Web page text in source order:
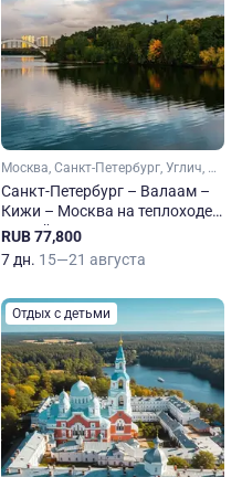
Москва, Санкт-Петербург, Углич, Свирьстрой
Санкт-Петербург – Валаам –
Кижи – Москва на теплоходе
Сергей Есенин
RUB 77,800
7 дн. 15—21 августа
Отдых с детьми